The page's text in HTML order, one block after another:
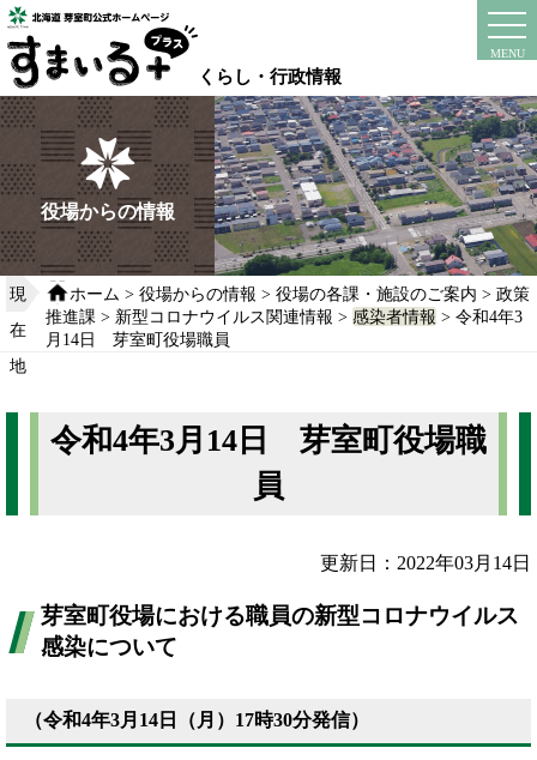
本
文
へ
移
動
る
くらし・行政情報
MENU
instagram
役場からの情報
現
在
地
ホーム > 役場からの情報 > 役場の各課・施設のご案内 > 政策
推進課 > 新型コロナウイルス関連情報 > 感染者情報 > 令和4年3
月14日 芽室町役場職員
令和4年3月14日 芽室町役場職
員
更新日：2022年03月14日
芽室町役場における職員の新型コロナウイルス
感染について
（令和4年3月14日（月）17時30分発信）